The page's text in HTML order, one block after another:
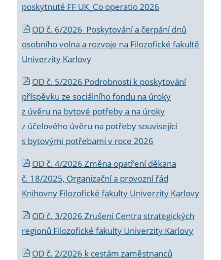
poskytnuté FF UK_Co operatio 2026
OD č. 6/2026 Poskytování a čerpání dnů
osobního volna a rozvoje na Filozofické fakultě
Univerzity Karlovy
OD č. 5/2026 Podrobnosti k poskytování
příspěvku ze sociálního fondu na úroky
z úvěru na bytové potřeby a na úroky
z účelového úvěru na potřeby související
s bytovými potřebami v roce 2026
OD č. 4/2026 Změna opatření děkana
č. 18/2025, Organizační a provozní řád
Knihovny Filozofické fakulty Univerzity Karlovy
OD č. 3/2026 Zrušení Centra strategických
regionů Filozofické fakulty Univerzity Karlovy
OD č. 2/2026 k cestám zaměstnanců